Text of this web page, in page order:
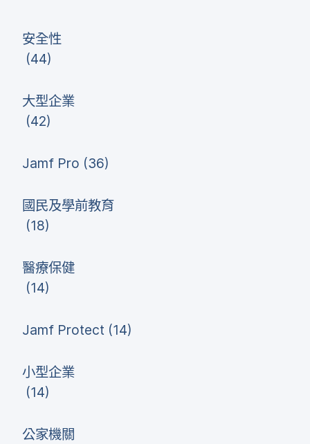
安全性
(44)
大型​企業
(42)
Jamf Pro (36)
國民​及​學前​教育
(18)
醫療​保健
(14)
Jamf Protect (14)
小型​企業
(14)
公家​機關